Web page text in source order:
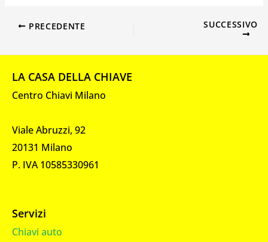
PRECEDENTE SUCCESSIVO
LA CASA DELLA CHIAVE
Centro Chiavi Milano
Viale Abruzzi, 92
20131 Milano
P. IVA 10585330961
Servizi
Chiavi auto